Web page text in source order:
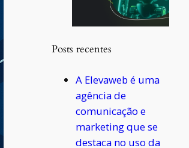
Posts recentes
A Elevaweb é uma
agência de
comunicação e
marketing que se
destaca no uso da